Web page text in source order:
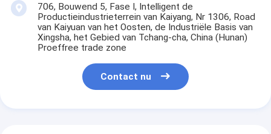
706, Bouwend 5, Fase I, Intelligent de
Productieindustrieterrein van Kaiyang, Nr 1306, Road
van Kaiyuan van het Oosten, de Industriële Basis van
Xingsha, het Gebied van Tchang-cha, China (Hunan)
Proeffree trade zone
Contact nu